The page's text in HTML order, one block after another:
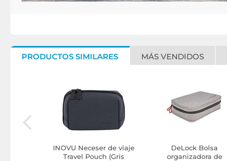
PRODUCTOS SIMILARES MÁS VENDIDOS
INOVU Neceser de viaje
Travel Pouch (Gris
DeLock Bolsa
organizadora de